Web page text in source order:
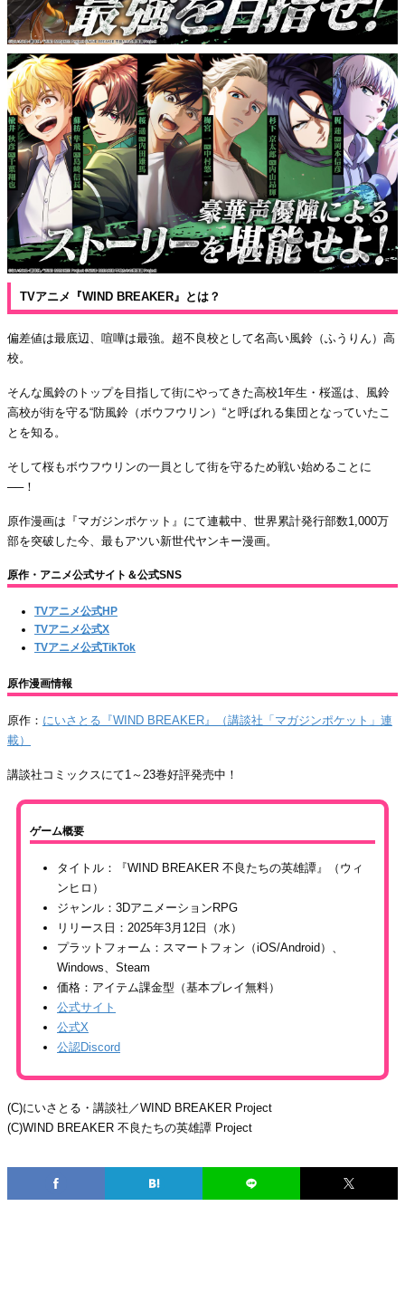
TVアニメ『WIND BREAKER』とは？
偏差値は最底辺、喧嘩は最強。超不良校として名高い風鈴（ふうりん）高
校。
そんな風鈴のトップを目指して街にやってきた高校1年生・桜遥は、風鈴
高校が街を守る“防風鈴（ボウフウリン）“と呼ばれる集団となっていたこ
とを知る。
そして桜もボウフウリンの一員として街を守るため戦い始めることに
──！
原作漫画は『マガジンポケット』にて連載中、世界累計発行部数1,000万
部を突破した今、最もアツい新世代ヤンキー漫画。
原作・アニメ公式サイト＆公式SNS
TVアニメ公式HP
TVアニメ公式X
TVアニメ公式TikTok
原作漫画情報
原作： にいさとる『WIND BREAKER』（講談社「マガジンポケット」連
載）
講談社コミックスにて1～23巻好評発売中！
ゲーム概要
タイトル：『WIND BREAKER 不良たちの英雄譚』（ウィ
ンヒロ）
ジャンル：3DアニメーションRPG
リリース日：2025年3月12日（水）
プラットフォーム：スマートフォン（iOS/Android）、
Windows、Steam
価格：アイテム課金型（基本プレイ無料）
公式サイト
公式X
公認Discord
(C)にいさとる・講談社／WIND BREAKER Project
(C)WIND BREAKER 不良たちの英雄譚 Project